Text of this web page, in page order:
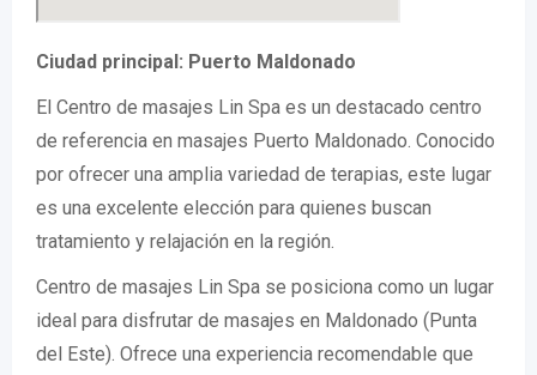
Ciudad principal: Puerto Maldonado
El Centro de masajes Lin Spa es un destacado centro
de referencia en masajes Puerto Maldonado. Conocido
por ofrecer una amplia variedad de terapias, este lugar
es una excelente elección para quienes buscan
tratamiento y relajación en la región.
Centro de masajes Lin Spa se posiciona como un lugar
ideal para disfrutar de masajes en Maldonado (Punta
del Este). Ofrece una experiencia recomendable que